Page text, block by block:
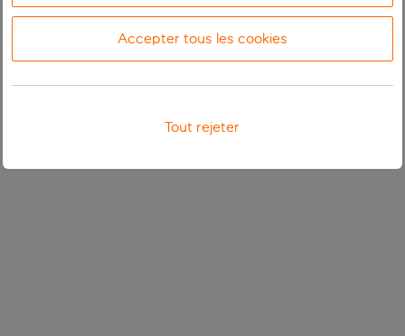
Accepter tous les cookies
Tout rejeter